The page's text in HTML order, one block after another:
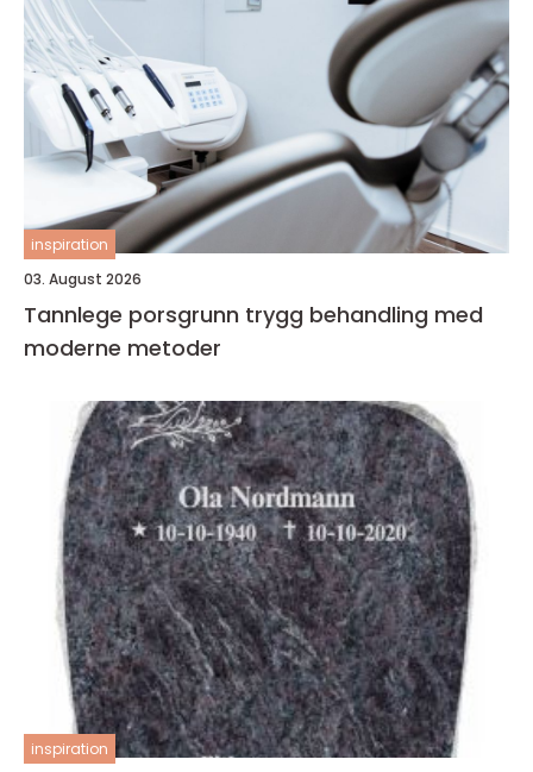
inspiration
03. August 2026
Tannlege porsgrunn trygg behandling med
moderne metoder
inspiration